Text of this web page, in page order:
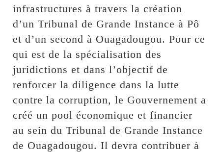
infrastructures à travers la création
d’un Tribunal de Grande Instance à Pô
et d’un second à Ouagadougou. Pour ce
qui est de la spécialisation des
juridictions et dans l’objectif de
renforcer la diligence dans la lutte
contre la corruption, le Gouvernement a
créé un pool économique et financier
au sein du Tribunal de Grande Instance
de Ouagadougou. Il devra contribuer à